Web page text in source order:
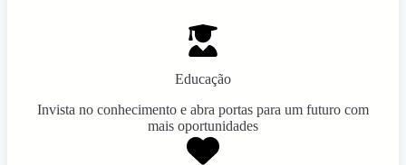
Educação
Invista no conhecimento e abra portas para um futuro com
mais oportunidades